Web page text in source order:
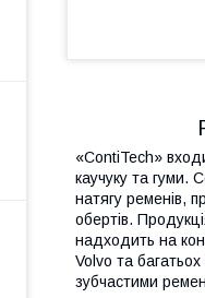
«ContiTech»
каучуку та гуми.
натягу ременів,
обертів.
надходить на
Volvo та
зубчастими